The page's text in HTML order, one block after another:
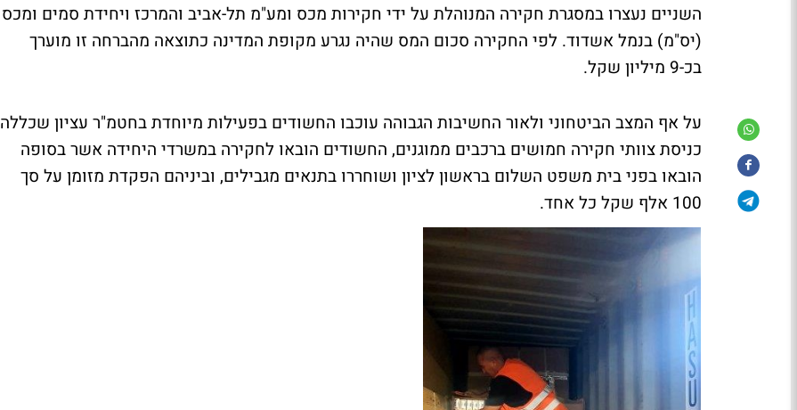
השניים נעצרו במסגרת חקירה המנוהלת על ידי חקירות מכס ומע"מ תל-אביב והמרכז ויחידת סמים ומכס
(יס"מ) בנמל אשדוד. לפי החקירה סכום המס שהיה נגרע מקופת המדינה כתוצאה מהברחה זו מוערך
בכ-9 מיליון שקל.
על אף המצב הביטחוני ולאור החשיבות הגבוהה עוכבו החשודים בפעילות מיוחדת בחטמ"ר עציון שכללה
כניסת צוותי חקירה חמושים ברכבים ממוגנים, החשודים הובאו לחקירה במשרדי היחידה אשר בסופה
הובאו בפני בית משפט השלום בראשון לציון ושוחררו בתנאים מגבילים, וביניהם הפקדת מזומן על סך
100 אלף שקל כל אחד.